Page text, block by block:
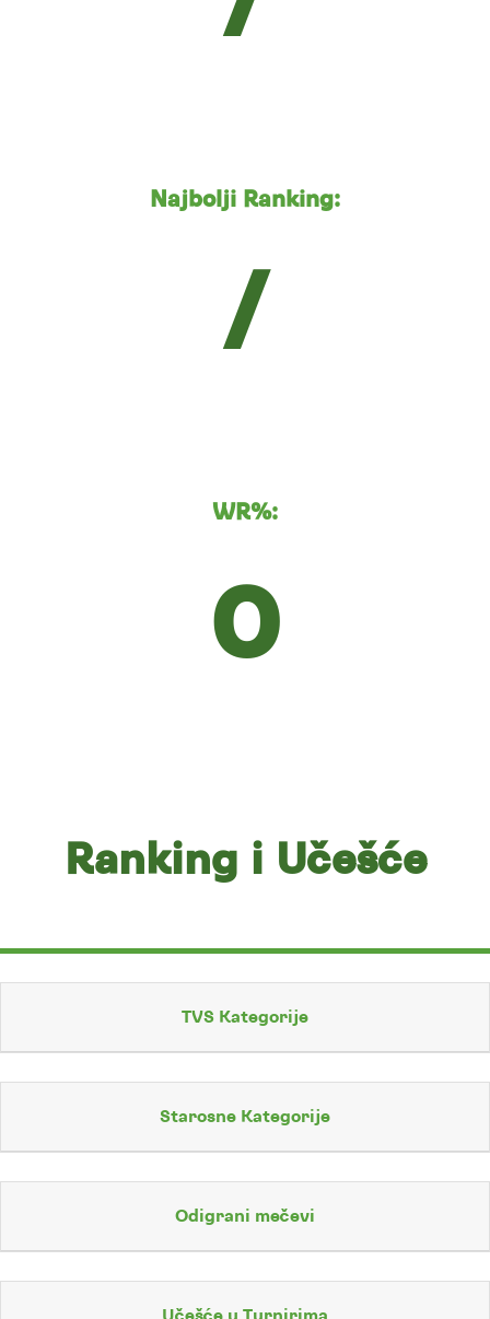
Najbolji Ranking:
/
WR%:
0
Ranking i Učešće
TVS Kategorije
Starosne Kategorije
Odigrani mečevi